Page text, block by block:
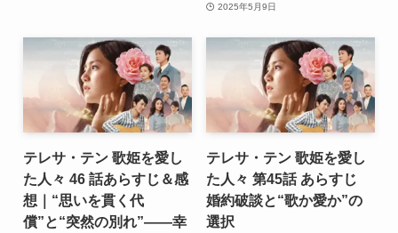
2025年5月9日
テレサ・テン 歌姫を愛し
た人々 46 話あらすじ＆感
想｜“思いを貫く代
償”と“突然の別れ”――幸
テレサ・テン 歌姫を愛し
た人々 第45話 あらすじ
婚約破談と“歌か愛か”の
選択